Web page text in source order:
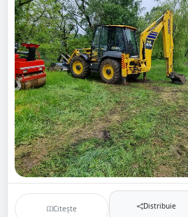
Citește Distribuie